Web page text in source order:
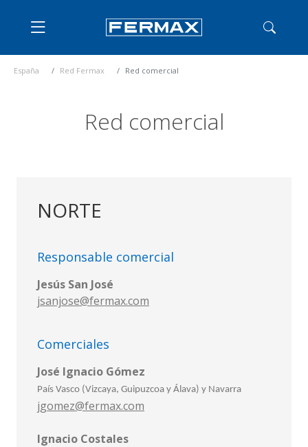
España Red Fermax Red comercial
Red comercial
NORTE
Responsable comercial
Jesús San José
jsanjose@fermax.com
Comerciales
José Ignacio Gómez
País Vasco (Vizcaya, Guipuzcoa y Álava) y Navarra
jgomez@fermax.com
Ignacio Costales